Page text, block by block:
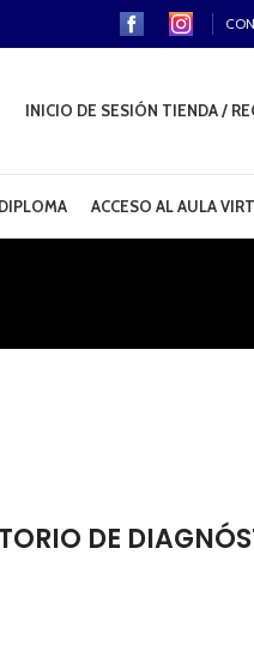
INICIO DE SESIÓN TIENDA /
ACCESO AL AULA
DE